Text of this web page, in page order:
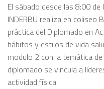
El sábado desde las 8:00
INDERBU realiza en coliseo
práctica del Diplomado en
hábitos y estilos de vida
modulo 2 con la temática
diplomado se vincula a
actividad física.